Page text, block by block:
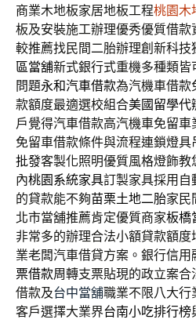
商業木地板家居地板工程桃園木
板及安裝施工辦理優秀優質借款
較推薦找民間二胎辦理創新科
區當舖新式銀行式重機多種類
問題永和汽車借款為汽機車借款
款額度最適選校組合美國留學代
戶覺得汽車借款高汽機車免留車
免留車借款條件與流程連鎖燈
批發客製化照明優質風格燈飾
內桃園系統家具訂製家具採用自
的貸款能不夠苗栗土地二胎家民
北市當舖推薦肯定優質商家板橋
非常多的辦理合法小額貸款額度
業老闆汽車借貸方案。銀行信用
票借款周轉支票貼現的政立案
借款及台中當舖職業不限八大行
客戶選擇大業界台南小吃排行榜